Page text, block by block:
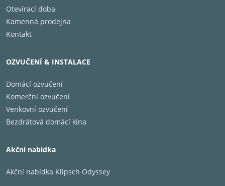
Otevírací doba
Kamenná prodejna
Kontakt
OZVUČENÍ & INSTALACE
Domácí ozvučení
Komerční ozvučení
Venkovní ozvučení
Bezdrátová domácí kina
Akční nabídka
Akční nabídka Klipsch Odyssey